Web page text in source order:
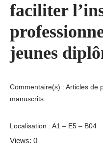
faciliter
jeunes
Commentaire(s) : Articles de
manuscrits.
Localisation : A1 – E5 – B04
Views: 0